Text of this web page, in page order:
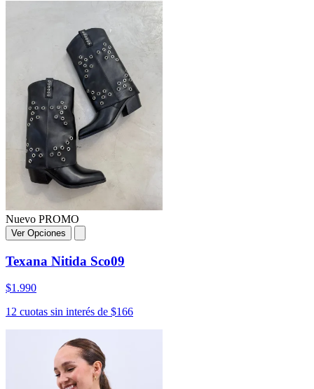
Nuevo PROMO
Ver Opciones
Texana Nitida Sco09
$1.990
12 cuotas sin interés de $166